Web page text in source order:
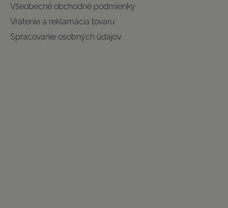
Všeobecné obchodné podmienky
Vrátenie a reklamácia tovaru
Spracovanie osobných údajov